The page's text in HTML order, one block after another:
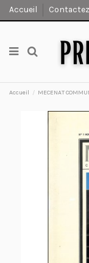
Accueil
Accueil MECENAT